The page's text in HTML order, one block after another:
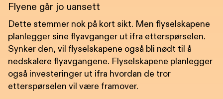
Flyene går jo uansett
Dette stemmer nok på kort sikt. Men flyselskapene
planlegger sine flyavganger ut ifra etterspørselen.
Synker den, vil flyselskapene også bli nødt til å
nedskalere flyavgangene. Flyselskapene planlegger
også investeringer ut ifra hvordan de tror
etterspørselen vil være framover.